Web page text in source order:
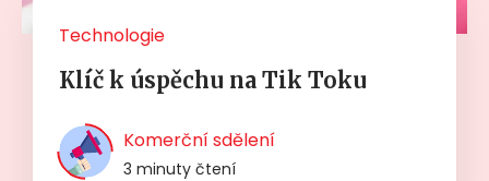
Technologie
Klíč k úspěchu na Tik Toku
Komerční sdělení
3 minuty čtení